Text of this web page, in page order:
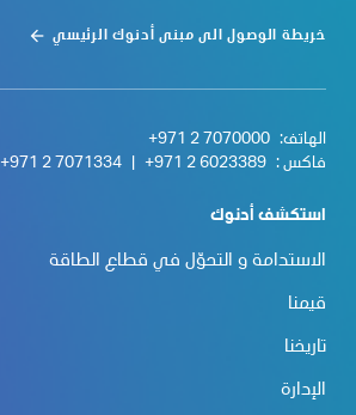
خريطة الوصول الى مبنى أدنوك الرئيسي
الهاتف: +971 2 7070000
فاكس : +971 2 6023389
+971 2 7071334
استكشف أدنوك
الاستدامة و التحوّل في قطاع الطاقة
قيمنا
تاريخنا
الإدارة